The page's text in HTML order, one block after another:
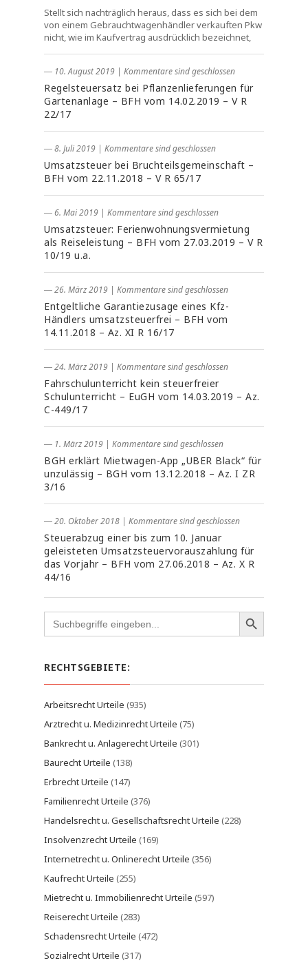
Stellt sich nachträglich heraus, dass es sich bei dem
von einem Gebrauchtwagenhändler verkauften Pkw
nicht, wie im Kaufvertrag ausdrücklich bezeichnet,
― 10. August 2019 | Kommentare sind geschlossen
Regelsteuersatz bei Pflanzenlieferungen für
Gartenanlage – BFH vom 14.02.2019 – V R
22/17
― 8. Juli 2019 | Kommentare sind geschlossen
Umsatzsteuer bei Bruchteilsgemeinschaft –
BFH vom 22.11.2018 – V R 65/17
― 6. Mai 2019 | Kommentare sind geschlossen
Umsatzsteuer: Ferienwohnungsvermietung
als Reiseleistung – BFH vom 27.03.2019 – V R
10/19 u.a.
― 26. März 2019 | Kommentare sind geschlossen
Entgeltliche Garantiezusage eines Kfz-
Händlers umsatzsteuerfrei – BFH vom
14.11.2018 – Az. XI R 16/17
― 24. März 2019 | Kommentare sind geschlossen
Fahrschulunterricht kein steuerfreier
Schulunterricht – EuGH vom 14.03.2019 – Az.
C-449/17
― 1. März 2019 | Kommentare sind geschlossen
BGH erklärt Mietwagen-App „UBER Black“ für
unzulässig – BGH vom 13.12.2018 – Az. I ZR
3/16
― 20. Oktober 2018 | Kommentare sind geschlossen
Steuerabzug einer bis zum 10. Januar
geleisteten Umsatzsteuervorauszahlung für
das Vorjahr – BFH vom 27.06.2018 – Az. X R
44/16
Search
for:
RECHTSGEBIETE:
Arbeitsrecht Urteile (935)
Arztrecht u. Medizinrecht Urteile (75)
Bankrecht u. Anlagerecht Urteile (301)
Baurecht Urteile (138)
Erbrecht Urteile (147)
Familienrecht Urteile (376)
Handelsrecht u. Gesellschaftsrecht Urteile (228)
Insolvenzrecht Urteile (169)
Internetrecht u. Onlinerecht Urteile (356)
Kaufrecht Urteile (255)
Mietrecht u. Immobilienrecht Urteile (597)
Reiserecht Urteile (283)
Schadensrecht Urteile (472)
Sozialrecht Urteile (317)